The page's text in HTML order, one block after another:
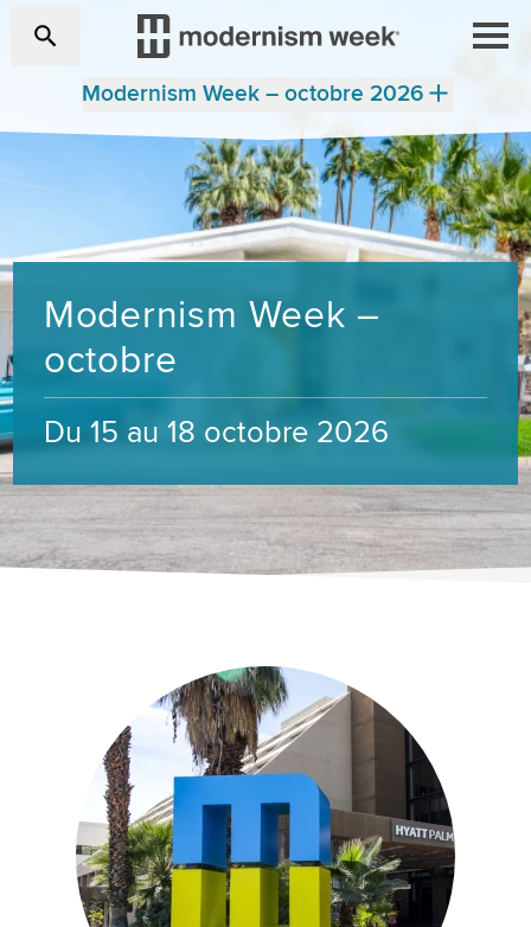
Modernism Week – octobre 2026
Modernism Week –
octobre
Du 15 au 18 octobre 2026